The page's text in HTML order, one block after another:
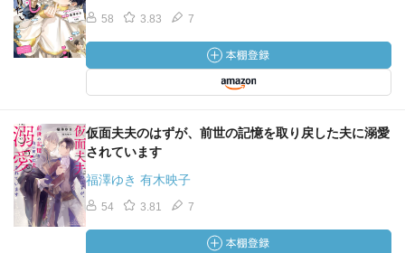
58 3.83 7
仮面夫夫のはずが、前世の記憶を取り戻した夫に溺愛
されています
福澤ゆき 有木映子
54 3.81 7